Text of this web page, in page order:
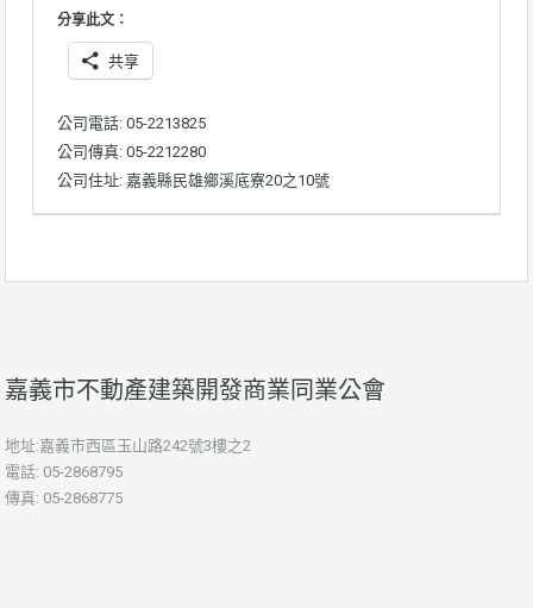
分享此文：
共享
公司電話: 05-2213825
公司傳真: 05-2212280
公司住址: 嘉義縣民雄鄉溪底寮20之10號
嘉義市不動產建築開發商業同業公會
地址:嘉義市西區玉山路242號3樓之2
電話: 05-2868795
傳真: 05-2868775